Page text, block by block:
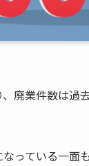
廃業件数は過
っている一面